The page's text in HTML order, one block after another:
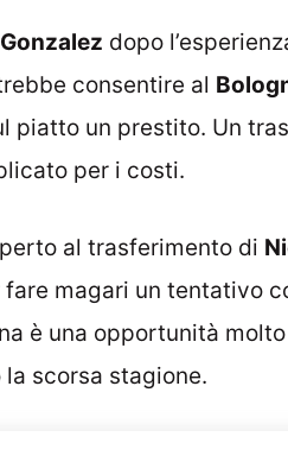
dopo
consentire al
piatto un prestito. Un
per i costi.
al trasferimento di
magari un tentativo
è una opportunità
scorsa stagione.